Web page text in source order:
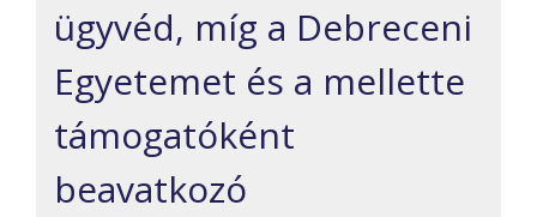
ügyvéd, míg a Debreceni
Egyetemet és a mellette
támogatóként
beavatkozó